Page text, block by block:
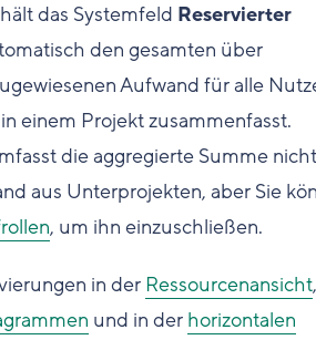
das Systemfeld Reservierter
den gesamten über
Aufwand für alle
einem Projekt zusammenfasst.
die aggregierte Summe
aus Unterprojekten, aber Sie
, um ihn einzuschließen.
in der Ressourcenansicht
und in der horizontalen